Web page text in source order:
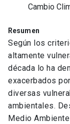
Cambio
Resumen
Según los
altamente
década lo ha
exacerbados
diversas
ambientales.
Medio